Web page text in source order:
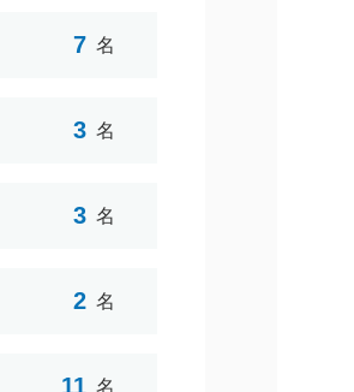
7 名
3 名
3 名
2 名
11 名